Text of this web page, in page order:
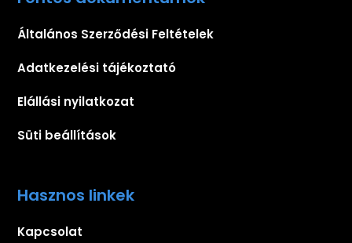
Általános Szerződési Feltételek
Adatkezelési tájékoztató
Elállási nyilatkozat
Süti beállítások
Hasznos linkek
Kapcsolat